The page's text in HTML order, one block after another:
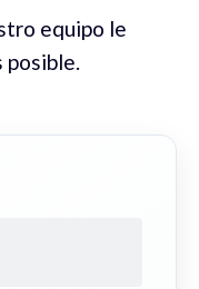
equipo le
posible.